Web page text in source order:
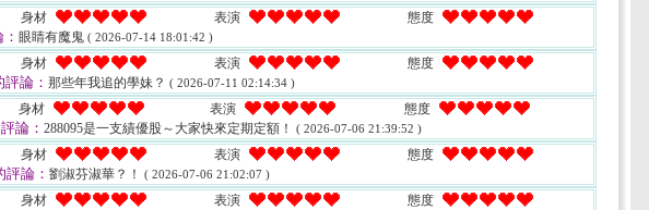
身材 表演 態度
眼睛有魔鬼 ( 2026-07-14 18:01:42 )
身材 表演 態度
評論： 那些年我追的學妹？ ( 2026-07-11 02:14:34 )
身材 表演 態度
論： 288095是一支績優股～大家快來定期定額！ ( 2026-07-06 21:39:52 )
身材 表演 態度
評論： 劉淑芬淑華？！ ( 2026-07-06 21:02:07 )
身材 表演 態度